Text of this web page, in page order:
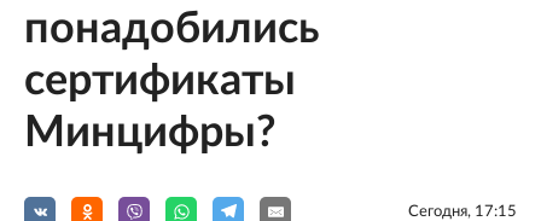
понадобились
сертификаты
Минцифры?
Сегодня, 17:15